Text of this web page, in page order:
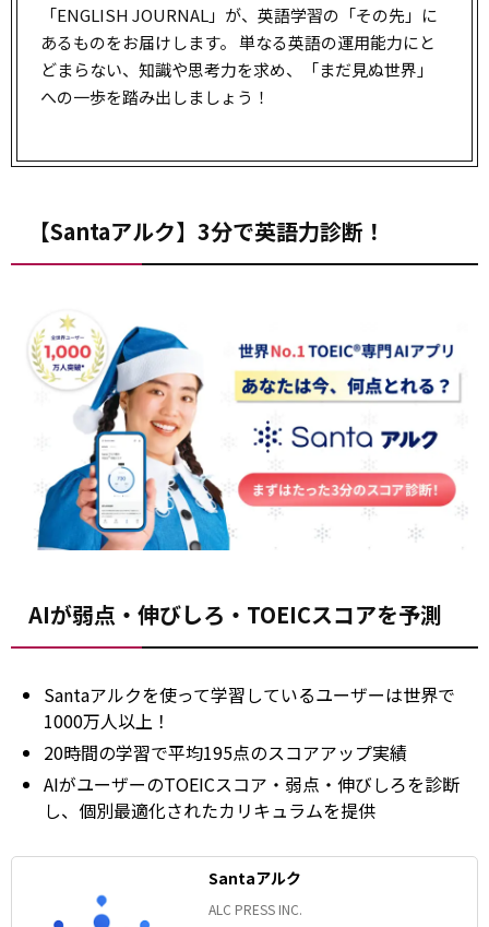
「ENGLISH JOURNAL」が、英語学習の「その先」に
あるものをお届けします。 単なる英語の運用能力にと
どまらない、知識や思考力を求め、「まだ見ぬ世界」
への一歩を踏み出しましょう！
【Santaアルク】3分で英語力診断！
AIが弱点・伸びしろ・TOEICスコアを予測
Santaアルクを使って学習しているユーザーは世界で
1000万人以上！
20時間の学習で平均195点のスコアアップ実績
AIがユーザーのTOEICスコア・弱点・伸びしろを診断
し、個別最適化されたカリキュラムを提供
Santaアルク
ALC PRESS INC.